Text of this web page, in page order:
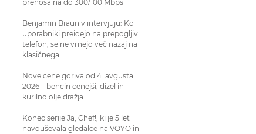
prenosa na do 300/100 Mbps
Benjamin Braun v intervjuju: Ko
uporabniki preidejo na prepogljiv
telefon, se ne vrnejo več nazaj na
klasičnega
Nove cene goriva od 4. avgusta
2026 – bencin cenejši, dizel in
kurilno olje dražja
Konec serije Ja, Chef!, ki je 5 let
navduševala gledalce na VOYO in